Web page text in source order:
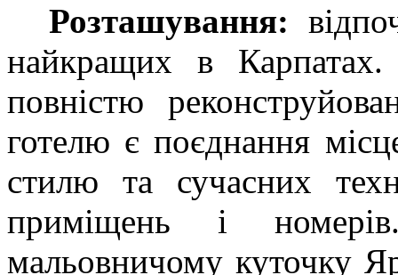
Розташування: в
найкращих в
повністю
готелю є поєднання
стилю та сучасних
приміщень і
мальовничому куточку